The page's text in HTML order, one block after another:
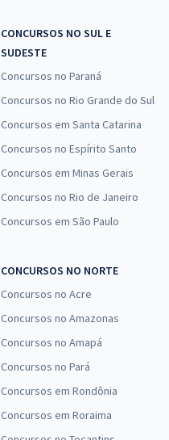
CONCURSOS NO SUL E
SUDESTE
Concursos no Paraná
Concursos no Rio Grande do Sul
Concursos em Santa Catarina
Concursos no Espírito Santo
Concursos em Minas Gerais
Concursos no Rio de Janeiro
Concursos em São Paulo
CONCURSOS NO NORTE
Concursos no Acre
Concursos no Amazonas
Concursos no Amapá
Concursos no Pará
Concursos em Rondônia
Concursos em Roraima